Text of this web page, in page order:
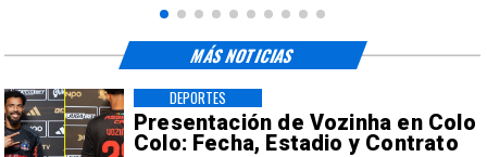
Presentación de Vozinha en Colo
Colo: Fecha, Estadio y Contrato
DEPORTES
MÁS NOTICIAS